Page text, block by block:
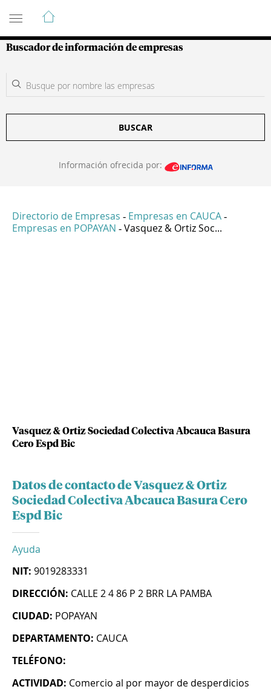
Guía de Empresas Colombianas
Buscador de información de empresas
BUSCAR
Información ofrecida por:
Directorio de Empresas - Empresas en CAUCA -
Empresas en POPAYAN - Vasquez & Ortiz Soc...
Vasquez & Ortiz Sociedad Colectiva Abcauca Basura
Cero Espd Bic
Datos de contacto de Vasquez & Ortiz
Sociedad Colectiva Abcauca Basura Cero
Espd Bic
Ayuda
NIT: 9019283331
DIRECCIÓN: CALLE 2 4 86 P 2 BRR LA PAMBA
CIUDAD: POPAYAN
DEPARTAMENTO: CAUCA
TELÉFONO:
ACTIVIDAD: Comercio al por mayor de desperdicios